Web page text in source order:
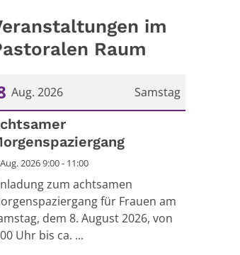
im
Raum
Samstag
Aug. 2026
8. August 2026
2026 9:00 - 11:00
zum achtsamen
für Frauen am
dem 8. August 2026, von
Uhr bis ca. ...